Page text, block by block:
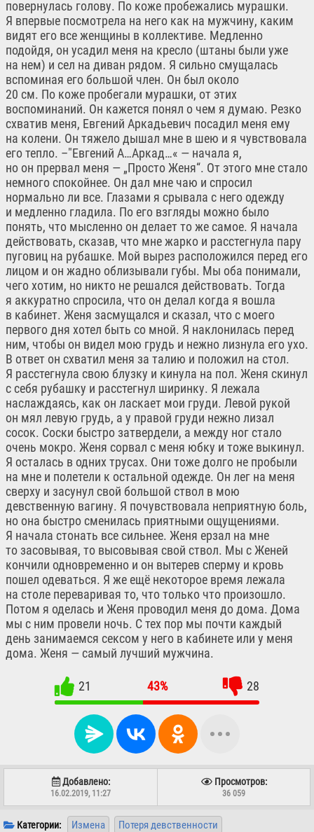
повернулась голову. По коже пробежались мурашки.
Я впервые посмотрела на него как на мужчину, каким
видят его все женщины в коллективе. Медленно
подойдя, он усадил меня на кресло (штаны были уже
на нем) и сел на диван рядом. Я сильно смущалась
вспоминая его большой член. Он был около
20 см. По коже пробегали мурашки, от этих
воспоминаний. Он кажется понял о чем я думаю. Резко
схватив меня, Евгений Аркадьевич посадил меня ему
на колени. Он тяжело дышал мне в шею и я чувствовала
его тепло. –"Евгений А…Аркад…« — начала я,
но он прервал меня — „Просто Женя“. От этого мне стало
немного спокойнее. Он дал мне чаю и спросил
нормально ли все. Глазами я срывала с него одежду
и медленно гладила. По его взгляды можно было
понять, что мысленно он делает то же самое. Я начала
действовать, сказав, что мне жарко и расстегнула пару
пуговиц на рубашке. Мой вырез расположился перед его
лицом и он жадно облизывали губы. Мы оба понимали,
чего хотим, но никто не решался действовать. Тогда
я аккуратно спросила, что он делал когда я вошла
в кабинет. Женя засмущался и сказал, что с моего
первого дня хотел быть со мной. Я наклонилась перед
ним, чтобы он видел мою грудь и нежно лизнула его ухо.
В ответ он схватил меня за талию и положил на стол.
Я расстегнула свою блузку и кинула на пол. Женя скинул
с себя рубашку и расстегнул ширинку. Я лежала
наслаждаясь, как он ласкает мои груди. Левой рукой
он мял левую грудь, а у правой груди нежно лизал
сосок. Соски быстро затвердели, а между ног стало
очень мокро. Женя сорвал с меня юбку и тоже выкинул.
Я осталась в одних трусах. Они тоже долго не пробыли
на мне и полетели к остальной одежде. Он лег на меня
сверху и засунул свой большой ствол в мою
девственную вагину. Я почувствовала неприятную боль,
но она быстро сменилась приятными ощущениями.
Я начала стонать все сильнее. Женя ерзал на мне
то засовывая, то высовывая свой ствол. Мы с Женей
кончили одновременно и он вытерев сперму и кровь
пошел одеваться. Я же ещё некоторое время лежала
на столе переваривая то, что только что произошло.
Потом я оделась и Женя проводил меня до дома. Дома
мы с ним провели ночь. С тех пор мы почти каждый
день занимаемся сексом у него в кабинете или у меня
дома. Женя — самый лучший мужчина.
21 43% 28
Добавлено:
16.02.2019, 11:27
Просмотров:
36 059
Категории: Измена Потеря девственности